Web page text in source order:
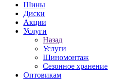
Шины
Диски
Акции
Услуги
Назад
Услуги
Шиномонтаж
Сезонное хранение
Оптовикам